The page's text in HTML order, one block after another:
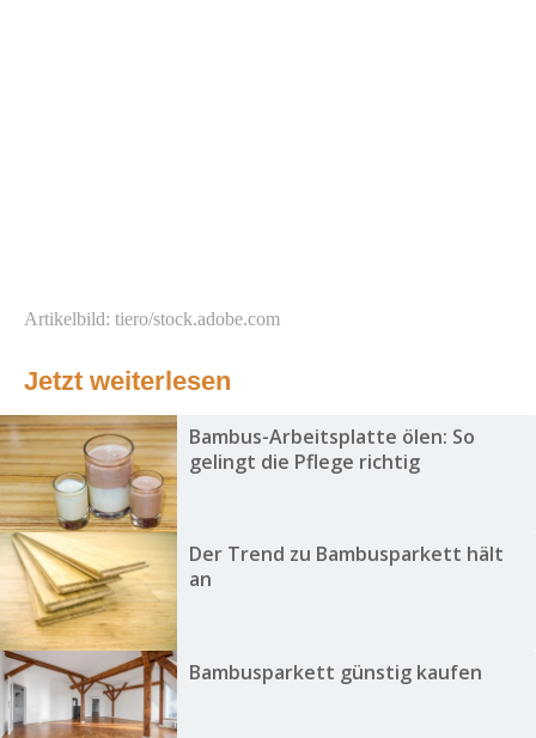
Artikelbild: tiero/stock.adobe.com
Jetzt weiterlesen
Bambus-Arbeitsplatte ölen: So
gelingt die Pflege richtig
Der Trend zu Bambusparkett hält
an
Bambusparkett günstig kaufen